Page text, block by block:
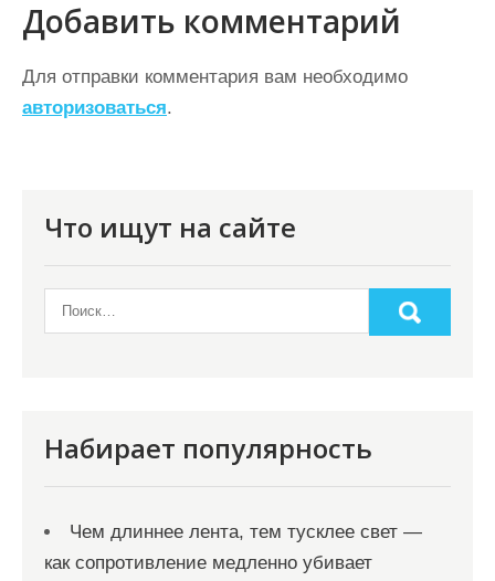
а
ц
и
я
Добавить комментарий
Для отправки комментария вам необходимо
авторизоваться.
Что ищут на сайте
Набирает популярность
Чем длиннее лента, тем тусклее свет —
как сопротивление медленно убивает